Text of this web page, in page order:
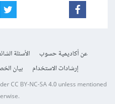
عن أكاديمية حسوب الأسئلة
إرشادات الاستخدام
بيان
CC BY-NC-SA 4.0unless mentioned